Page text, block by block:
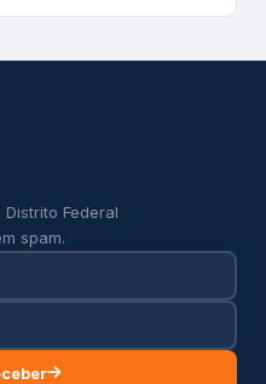
Federal
spam.